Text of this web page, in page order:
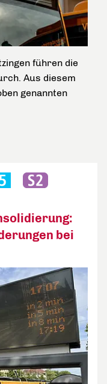
führen die
Aus diesem
genannten
bei